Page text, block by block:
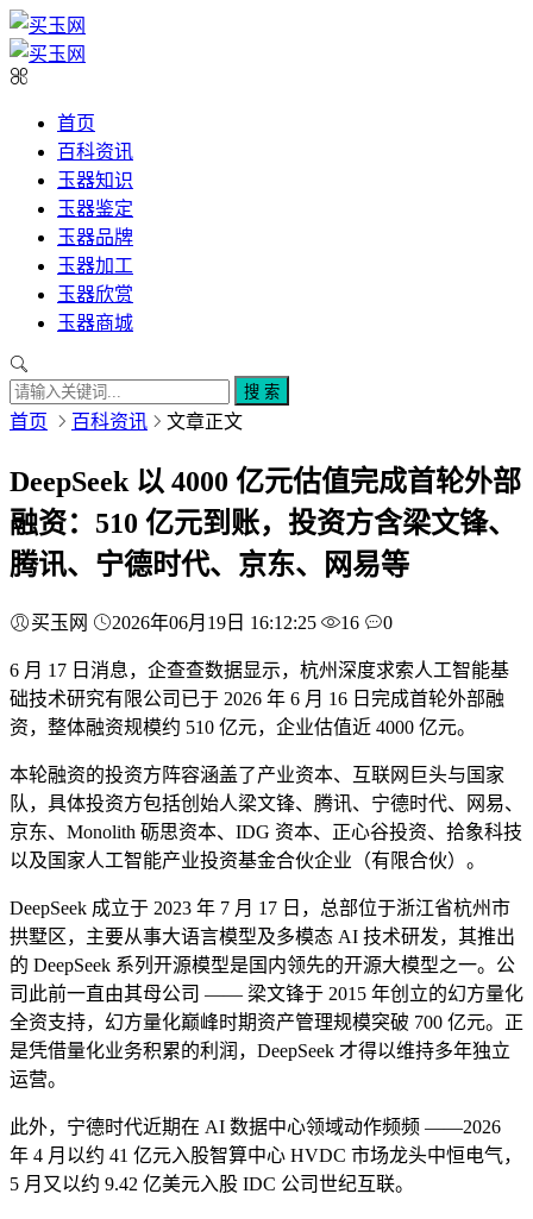
首页
百科资讯
玉器知识
玉器鉴定
玉器品牌
玉器加工
玉器欣赏
玉器商城
搜 索
首页 百科资讯 文章正文
DeepSeek 以 4000 亿元估值完成首轮外部
融资：510 亿元到账，投资方含梁文锋、
腾讯、宁德时代、京东、网易等
买玉网 2026年06月19日 16:12:25 16 0
6 月 17 日消息，企查查数据显示，杭州深度求索人工智能基
础技术研究有限公司已于 2026 年 6 月 16 日完成首轮外部融
资，整体融资规模约 510 亿元，企业估值近 4000 亿元。
本轮融资的投资方阵容涵盖了产业资本、互联网巨头与国家
队，具体投资方包括创始人梁文锋、腾讯、宁德时代、网易、
京东、Monolith 砺思资本、IDG 资本、正心谷投资、拾象科技
以及国家人工智能产业投资基金合伙企业（有限合伙）。
DeepSeek 成立于 2023 年 7 月 17 日，总部位于浙江省杭州市
拱墅区，主要从事大语言模型及多模态 AI 技术研发，其推出
的 DeepSeek 系列开源模型是国内领先的开源大模型之一。公
司此前一直由其母公司 —— 梁文锋于 2015 年创立的幻方量化
全资支持，幻方量化巅峰时期资产管理规模突破 700 亿元。正
是凭借量化业务积累的利润，DeepSeek 才得以维持多年独立
运营。
此外，宁德时代近期在 AI 数据中心领域动作频频 ——2026
年 4 月以约 41 亿元入股智算中心 HVDC 市场龙头中恒电气，
5 月又以约 9.42 亿美元入股 IDC 公司世纪互联。